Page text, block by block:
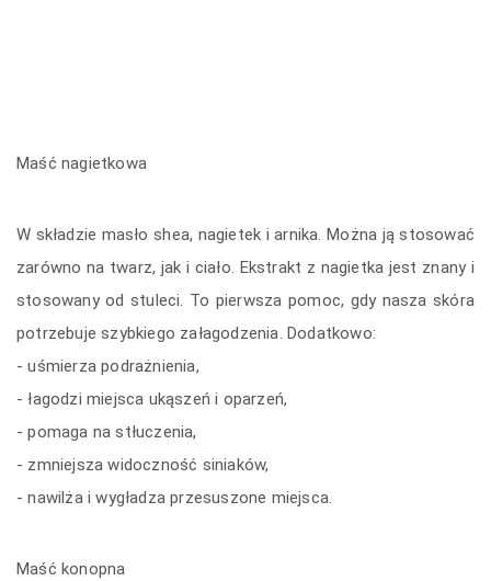
Maść nagietkowa
W składzie masło shea, nagietek i arnika. Można ją stosować
zarówno na twarz, jak i ciało. Ekstrakt z nagietka jest znany i
stosowany od stuleci. To pierwsza pomoc, gdy nasza skóra
potrzebuje szybkiego załagodzenia. Dodatkowo:
- uśmierza podrażnienia,
- łagodzi miejsca ukąszeń i oparzeń,
- pomaga na stłuczenia,
- zmniejsza widoczność siniaków,
- nawilża i wygładza przesuszone miejsca.
Maść konopna